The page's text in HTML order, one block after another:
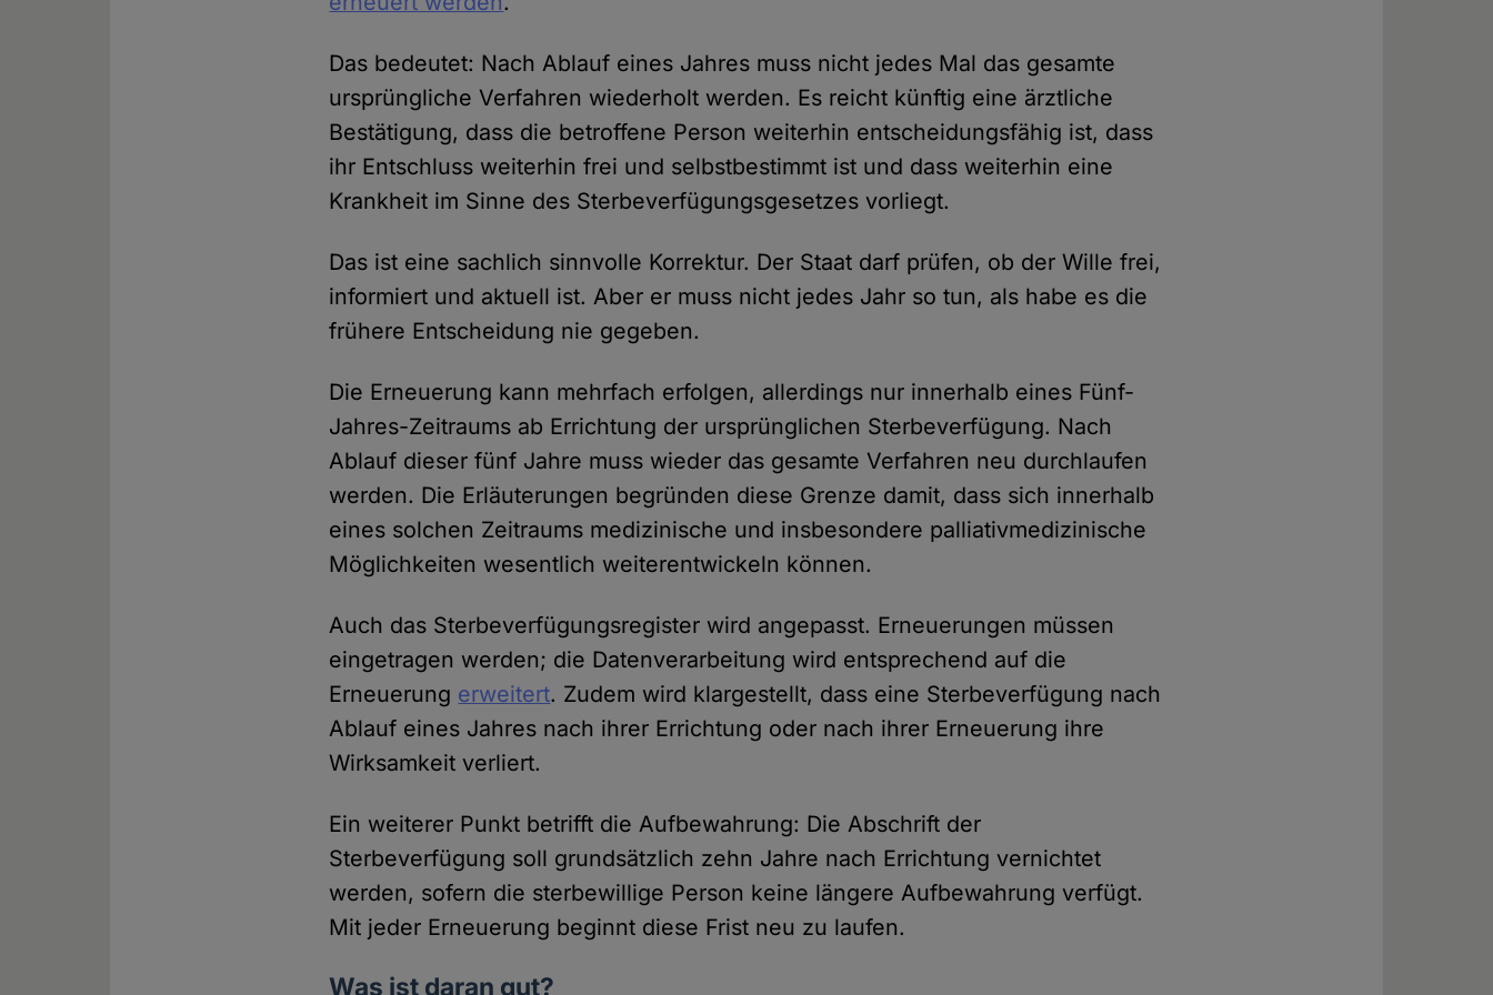
Das bedeutet: Nach Ablauf eines Jahres muss nicht jedes Mal das gesamte
ursprüngliche Verfahren wiederholt werden. Es reicht künftig eine ärztliche
Bestätigung, dass die betroffene Person weiterhin entscheidungsfähig ist, dass
ihr Entschluss weiterhin frei und selbstbestimmt ist und dass weiterhin eine
Krankheit im Sinne des Sterbeverfügungsgesetzes vorliegt.
Das ist eine sachlich sinnvolle Korrektur. Der Staat darf prüfen, ob der Wille frei,
informiert und aktuell ist. Aber er muss nicht jedes Jahr so tun, als habe es die
frühere Entscheidung nie gegeben.
Die Erneuerung kann mehrfach erfolgen, allerdings nur innerhalb eines Fünf-
Jahres-Zeitraums ab Errichtung der ursprünglichen Sterbeverfügung. Nach
Ablauf dieser fünf Jahre muss wieder das gesamte Verfahren neu durchlaufen
werden. Die Erläuterungen begründen diese Grenze damit, dass sich innerhalb
eines solchen Zeitraums medizinische und insbesondere palliativmedizinische
Möglichkeiten wesentlich weiterentwickeln können.
Auch das Sterbeverfügungsregister wird angepasst. Erneuerungen müssen
eingetragen werden; die Datenverarbeitung wird entsprechend auf die
Erneuerung erweitert. Zudem wird klargestellt, dass eine Sterbeverfügung nach
Ablauf eines Jahres nach ihrer Errichtung oder nach ihrer Erneuerung ihre
Wirksamkeit verliert.
Ein weiterer Punkt betrifft die Aufbewahrung: Die Abschrift der
Sterbeverfügung soll grundsätzlich zehn Jahre nach Errichtung vernichtet
werden, sofern die sterbewillige Person keine längere Aufbewahrung verfügt.
Mit jeder Erneuerung beginnt diese Frist neu zu laufen.
Was ist daran gut?